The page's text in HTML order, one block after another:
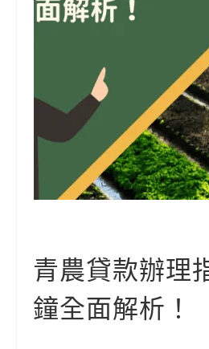
其他貸款
時事解析
生活理財
房產Q&A
青農貸款辦理
鐘全面解析！